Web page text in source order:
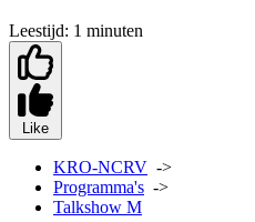
Leestijd: 1 minuten
Like
KRO-NCRV ->
Programma's ->
Talkshow M